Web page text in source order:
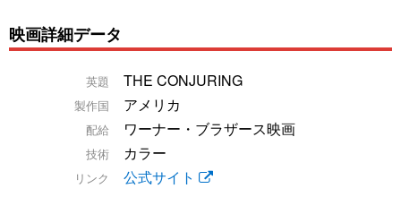
映画詳細データ
英題 THE CONJURING
製作国 アメリカ
配給 ワーナー・ブラザース映画
技術 カラー
リンク 公式サイト